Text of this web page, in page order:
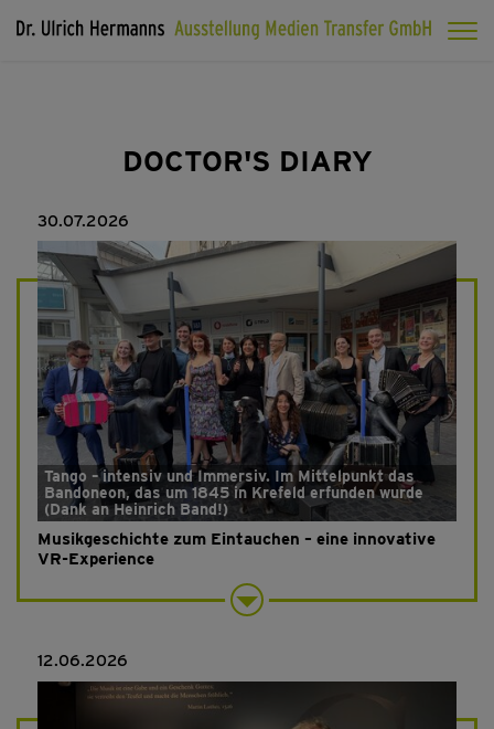
DOCTOR'S DIARY
30.07.2026
Tango – intensiv und Immersiv. Im Mittelpunkt das
Bandoneon, das um 1845 in Krefeld erfunden wurde
(Dank an Heinrich Band!)
Musikgeschichte zum Eintauchen – eine innovative
VR-Experience
12.06.2026